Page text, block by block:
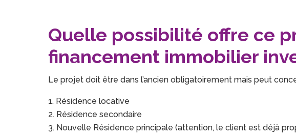
Quelle possibilité offre ce
financement immobilier
Le projet doit être dans l’ancien obligatoirement mais peut
Résidence locative
Résidence secondaire
Nouvelle Résidence principale (attention, le client est déjà